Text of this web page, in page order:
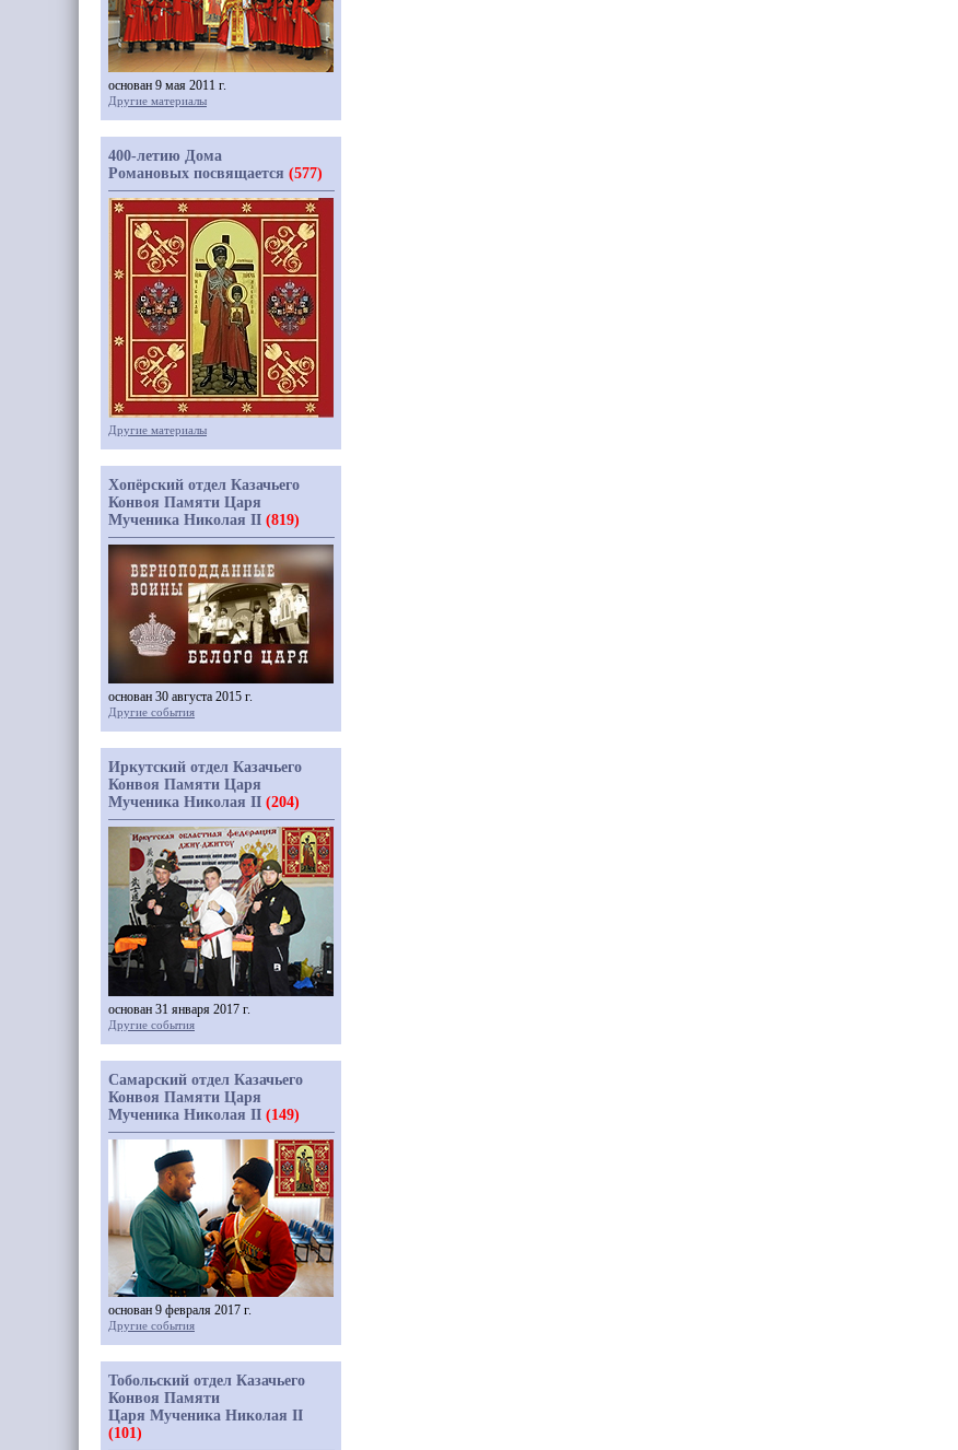
основан 9 мая 2011 г.
Другие материалы
400-летию Дома
Романовых посвящается (577)
Другие материалы
Хопёрский отдел Казачьего
Конвоя Памяти Царя
Мученика Николая II (819)
основан 30 августа 2015 г.
Другие события
Иркутский отдел Казачьего
Конвоя Памяти Царя
Мученика Николая II (204)
основан 31 января 2017 г.
Другие события
Самарский отдел Казачьего
Конвоя Памяти Царя
Мученика Николая II (149)
основан 9 февраля 2017 г.
Другие события
Тобольский отдел Казачьего
Конвоя Памяти
Царя Мученика Николая II
(101)